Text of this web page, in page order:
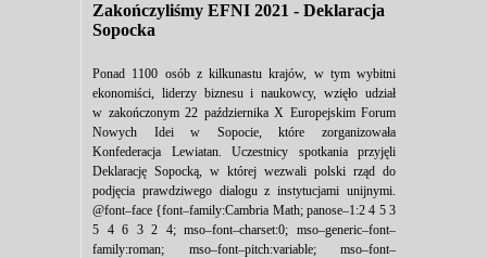
Zakończyliśmy EFNI 2021 - Deklaracja
Sopocka
Ponad 1100 osób z kilkunastu krajów, w tym wybitni
ekonomiści, liderzy biznesu i naukowcy, wzięło udział
w zakończonym 22 października X Europejskim Forum
Nowych Idei w Sopocie, które zorganizowała
Konfederacja Lewiatan. Uczestnicy spotkania przyjęli
Deklarację Sopocką, w której wezwali polski rząd do
podjęcia prawdziwego dialogu z instytucjami unijnymi.
@font–face {font–family:Cambria Math; panose–1:2 4 5 3
5 4 6 3 2 4; mso–font–charset:0; mso–generic–font–
family:roman; mso–font–pitch:variable; mso–font–